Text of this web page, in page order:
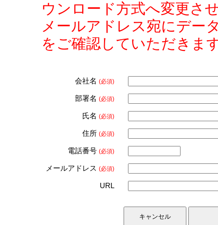
ウンロード方式へ変更さ
メールアドレス宛にデー
をご確認していただきま
会社名 (必須)
部署名 (必須)
氏名 (必須)
住所 (必須)
電話番号 (必須)
メールアドレス (必須)
URL